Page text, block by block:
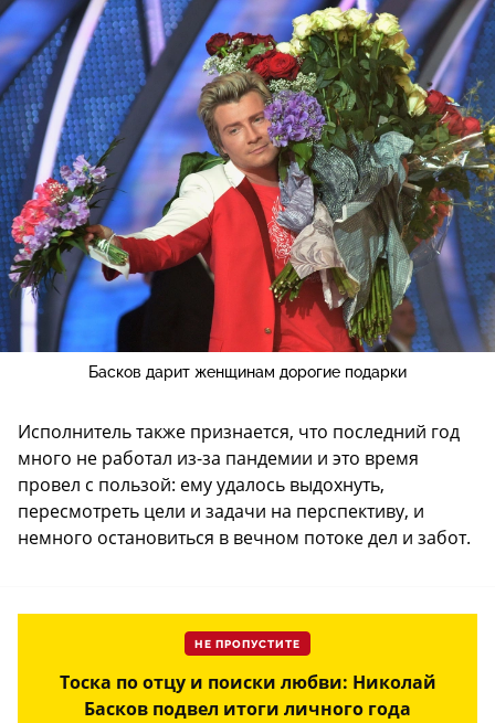
Басков дарит женщинам дорогие подарки
Исполнитель также признается, что последний год
много не работал из-за пандемии и это время
провел с пользой: ему удалось выдохнуть,
пересмотреть цели и задачи на перспективу, и
немного остановиться в вечном потоке дел и забот.
НЕ ПРОПУСТИТЕ
Тоска по отцу и поиски любви: Николай
Басков подвел итоги личного года